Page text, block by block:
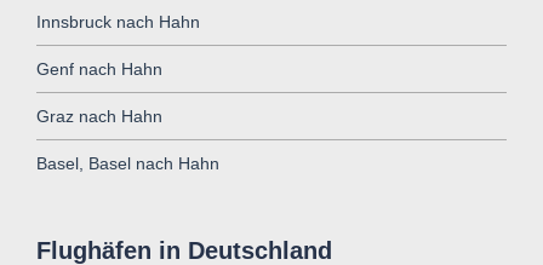
Innsbruck nach Hahn
Genf nach Hahn
Graz nach Hahn
Basel, Basel nach Hahn
Flughäfen in Deutschland